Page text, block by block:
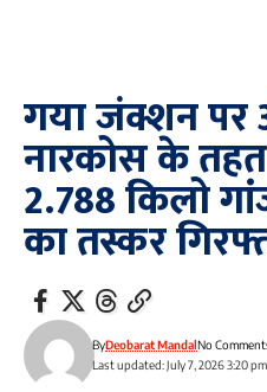
गया जंक्शन
नारकोस के तहत
2.788 किलो
का तस्कर
Last updated: July 7, 2026 3:20 pm
ByDeobarat MandalNo